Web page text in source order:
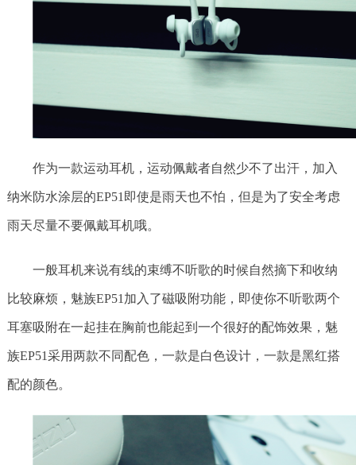
作为一款运动耳机，运动佩戴者自然少不了出汗，加入
纳米防水涂层的EP51即使是雨天也不怕，但是为了安全考虑
雨天尽量不要佩戴耳机哦。
一般耳机来说有线的束缚不听歌的时候自然摘下和收纳
比较麻烦，魅族EP51加入了磁吸附功能，即使你不听歌两个
耳塞吸附在一起挂在胸前也能起到一个很好的配饰效果，魅
族EP51采用两款不同配色，一款是白色设计，一款是黑红搭
配的颜色。